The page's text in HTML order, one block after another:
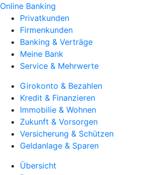
Online Banking
Privatkunden
Firmenkunden
Banking & Verträge
Meine Bank
Service & Mehrwerte
Girokonto & Bezahlen
Kredit & Finanzieren
Immobilie & Wohnen
Zukunft & Vorsorgen
Versicherung & Schützen
Geldanlage & Sparen
Übersicht